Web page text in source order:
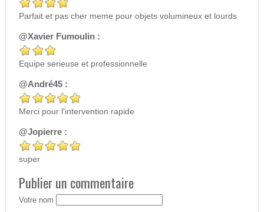
Parfait et pas cher meme pour objets volumineux et lourds
@Xavier Fumoulin :
Equipe serieuse et professionnelle
@André45 :
Merci pour l'intervention rapide
@Jopierre :
super
Publier un commentaire
Votre nom